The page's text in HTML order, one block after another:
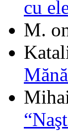
cu
M.